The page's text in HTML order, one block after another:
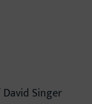
Singer